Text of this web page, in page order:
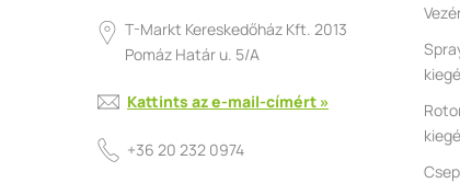
T-Markt Kereskedőház Kft. 2013
Pomáz Határ u. 5/A
Kattints az e-mail-címért »
+36 20 232 0974